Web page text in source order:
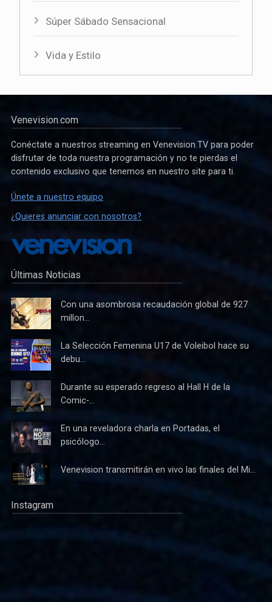
Súper Sábado Sensacional
Vida y Estilo
Venevision.com
Conéctate a nuestros streaming en Venevision.TV para poder
disfrutar de toda nuestra programación y no te pierdas el
contenido exclusivo que tenemos en nuestro site para ti.
Únete a nuestro equipo
¿Quieres anunciar con nosotros?
Últimas Noticias
Con una asombrosa recaudación global de 927
millon...
La Selección Femenina U17 de Voleibol hace su
debu...
Durante su esperado regreso al Hall H de la
Comic-...
En una reveladora charla en Portadas, el
psicólogo...
Venevision transmitirán en vivo las finales del Mi...
Instagram